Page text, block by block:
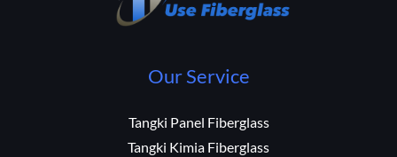
Our Service
Tangki Panel Fiberglass
Tangki Kimia Fiberglass